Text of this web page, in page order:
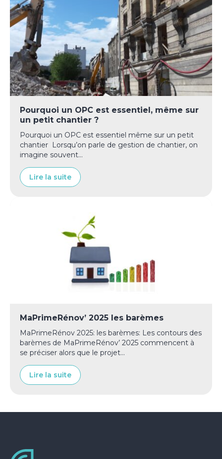
Pourquoi un OPC est essentiel, même sur
un petit chantier ?
Pourquoi un OPC est essentiel même sur un petit
chantier Lorsqu’on parle de gestion de chantier, on
imagine souvent...
Lire la suite
MaPrimeRénov’ 2025 les barèmes
MaPrimeRénov 2025: les barèmes: Les contours des
barèmes de MaPrimeRénov’ 2025 commencent à
se préciser alors que le projet...
Lire la suite